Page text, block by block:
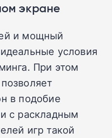
экране
и мощный
условия
При этом
в подобие
с раскладным
игр такой